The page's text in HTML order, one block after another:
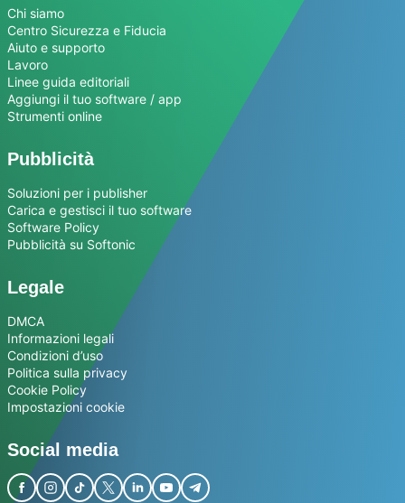
Chi siamo
Centro Sicurezza e Fiducia
Aiuto e supporto
Lavoro
Linee guida editoriali
Aggiungi il tuo software / app
Strumenti online
Pubblicità
Soluzioni per i publisher
Carica e gestisci il tuo software
Software Policy
Pubblicità su Softonic
Legale
DMCA
Informazioni legali
Condizioni d’uso
Politica sulla privacy
Cookie Policy
Impostazioni cookie
Social media